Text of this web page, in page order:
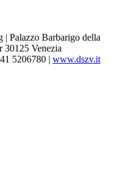
| Palazzo Barbarigo della
30125 Venezia
5206780 | www.dszv.it